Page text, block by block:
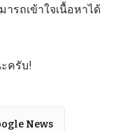
รถเข้าใจเนื้อหาได้
ครับ!
News